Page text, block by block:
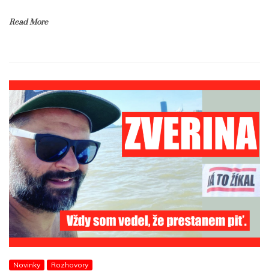
Read More
Novinky Rozhovory